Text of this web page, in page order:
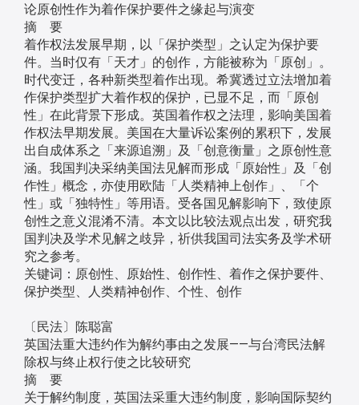
论原创性作为着作保护要件之缘起与演变
摘 要
着作权法发展早期，以「保护类型」之认定为保护要
件。当时仅有「天才」的创作，方能被称为「原创」。
时代变迁，各种新类型着作出现。希冀透过立法增加着
作保护类型扩大着作权的保护，已显不足，而「原创
性」在此背景下形成。英国着作权之法理，影响美国着
作权法早期发展。美国在大量诉讼案例的累积下，发展
出自成体系之「来源追溯」及「创意衡量」之原创性意
涵。我国判决采纳美国法见解而形成「原始性」及「创
作性」概念，亦使用欧陆「人类精神上创作」、「个
性」或「独特性」等用语。受各国见解影响下，致使原
创性之意义混淆不清。本文以比较法观点出发，研究我
国判决及学术见解之歧异，祈供我国司法实务及学术研
究之参考。
关键词：原创性、原始性、创作性、着作之保护要件、
保护类型、人类精神创作、个性、创作
〔民法〕陈聪富
英国法重大违约作为解约事由之发展——与台湾民法解
除权与终止权行使之比较研究
摘 要
关于解约制度，英国法采重大违约制度，影响国际契约